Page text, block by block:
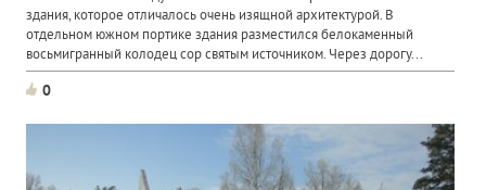
здания, которое отличалось очень изящной архитектурой. В
отдельном южном портике здания разместился белокаменный
восьмигранный колодец сор святым источником. Через дорогу...
0